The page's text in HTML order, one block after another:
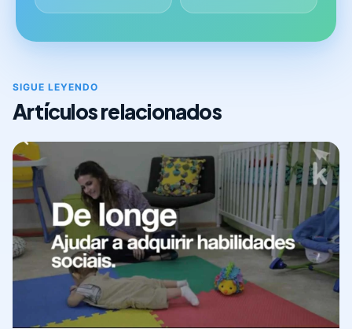
SIGUE LEYENDO
Artículos relacionados